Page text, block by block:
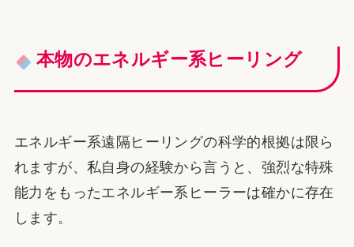
本物のエネルギー系ヒーリング
エネルギー系遠隔ヒーリングの科学的根拠は限ら
れますが、私自身の経験から言うと、強烈な特殊
能力をもったエネルギー系ヒーラーは確かに存在
します。